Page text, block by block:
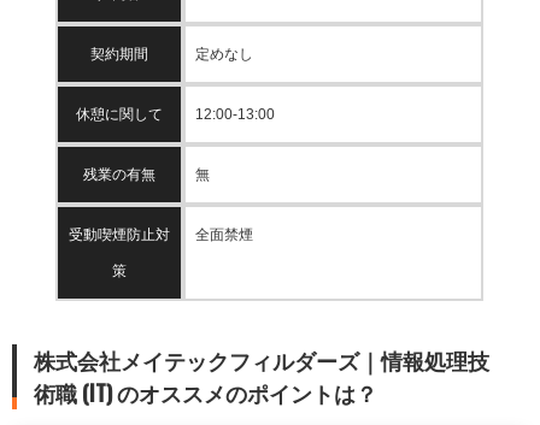
契約期間 定めなし
休憩に関して 12:00-13:00
残業の有無 無
受動喫煙防止対
策
全面禁煙
株式会社メイテックフィルダーズ｜情報処理技
術職 (IT) のオススメのポイントは？